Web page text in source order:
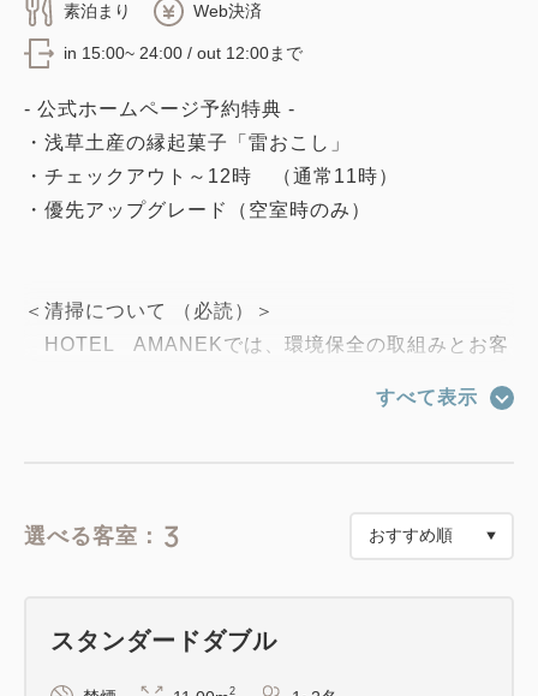
素泊まり Web決済
in 15:00~ 24:00 / out 12:00まで
- 公式ホームページ予約特典 -
・浅草土産の縁起菓子「雷おこし」
・チェックアウト～12時 （通常11時）
・優先アップグレード（空室時のみ）
＜清掃について （必読）＞
HOTEL AMANEKでは、環境保全の取組みとお客
ご連泊の客室清掃を以下のとおりさせていただきま
ご滞在中の清掃は2泊につき1回行います。
清掃を行わない日は、お部屋への入室を控え、客室ド
ご不明な点やご希望がございましたら、ホテルスタッ
フへお訊ねください。
すべて表示
選べる客室： 3
スタンダードダブル
2